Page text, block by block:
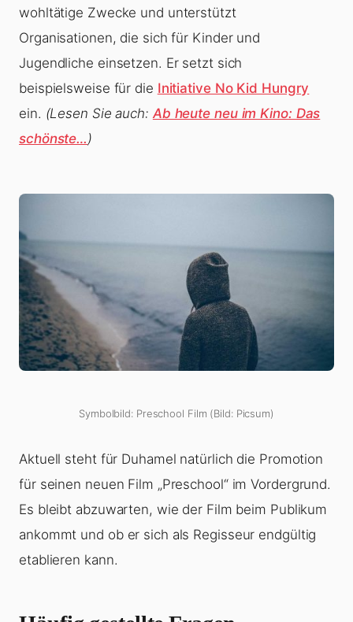
wohltätige Zwecke und unterstützt
Organisationen, die sich für Kinder und
Jugendliche einsetzen. Er setzt sich
beispielsweise für die Initiative No Kid Hungry
ein. (Lesen Sie auch:Ab heute neu im Kino: Das
schönste…)
Symbolbild: Preschool Film (Bild: Picsum)
Aktuell steht für Duhamel natürlich die Promotion
für seinen neuen Film „Preschool“ im Vordergrund.
Es bleibt abzuwarten, wie der Film beim Publikum
ankommt und ob er sich als Regisseur endgültig
etablieren kann.